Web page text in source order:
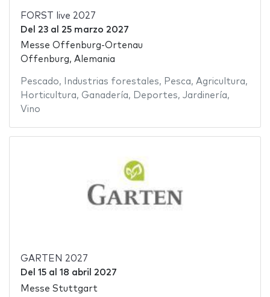
FORST live 2027
Del 23al 25 marzo 2027
Messe Offenburg-Ortenau
Offenburg, Alemania
Pescado, Industrias forestales, Pesca, Agricultura,
Horticultura, Ganadería, Deportes, Jardinería,
Vino
GARTEN 2027
Del 15al 18 abril 2027
Messe Stuttgart